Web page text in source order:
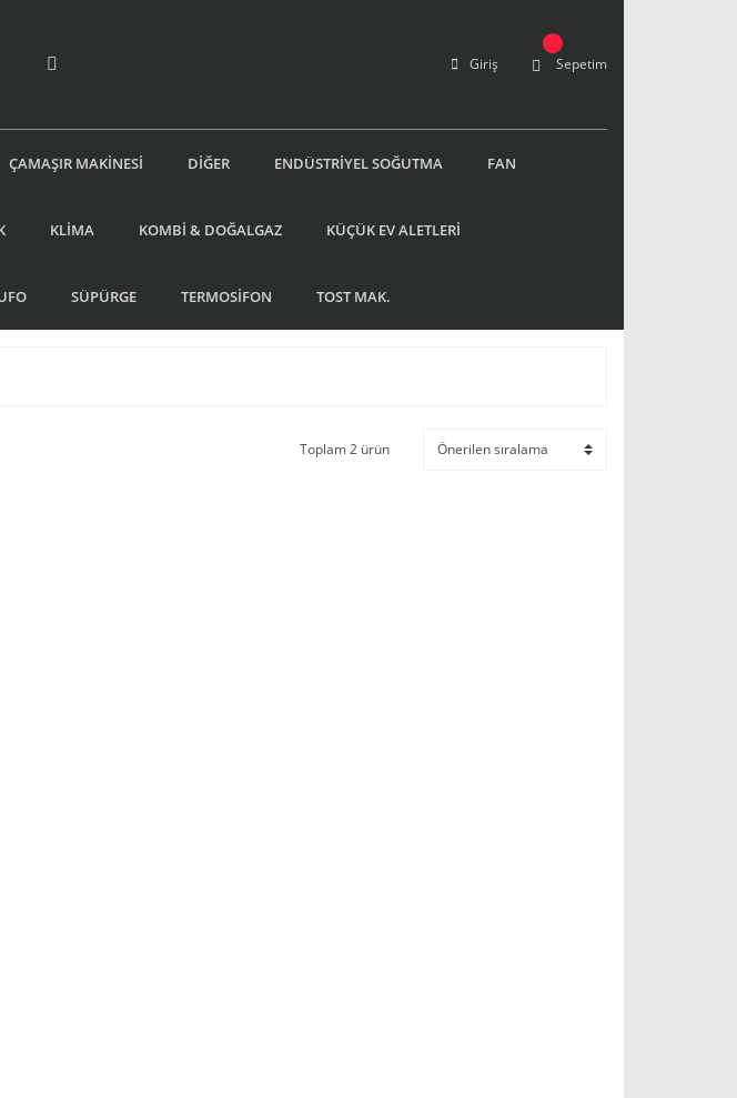
Giriş Sepetim
ÇAMAŞIR MAKİNESİ DİĞER ENDÜSTRİYEL SOĞUTMA FAN
KLİMA KOMBİ & DOĞALGAZ KÜÇÜK EV ALETLERİ
SÜPÜRGE TERMOSİFON TOST MAK.
Toplam 2 ürün